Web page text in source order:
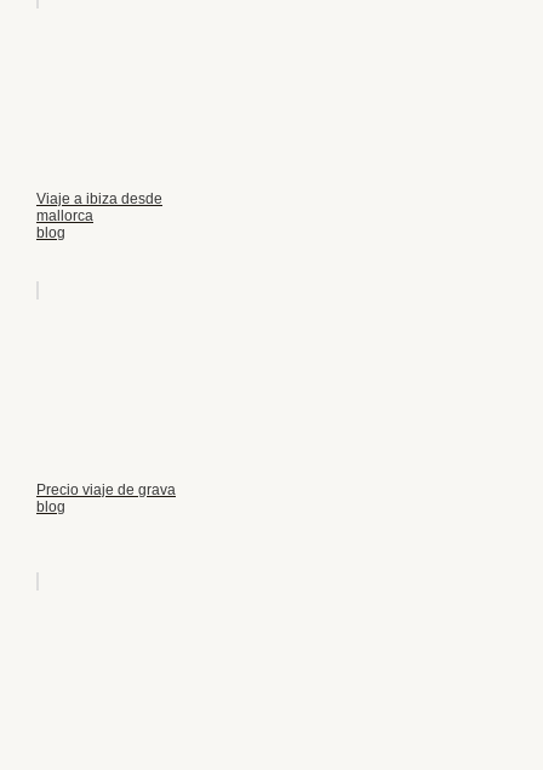
Viaje a ibiza desde
mallorca
blog
Precio viaje de grava
blog